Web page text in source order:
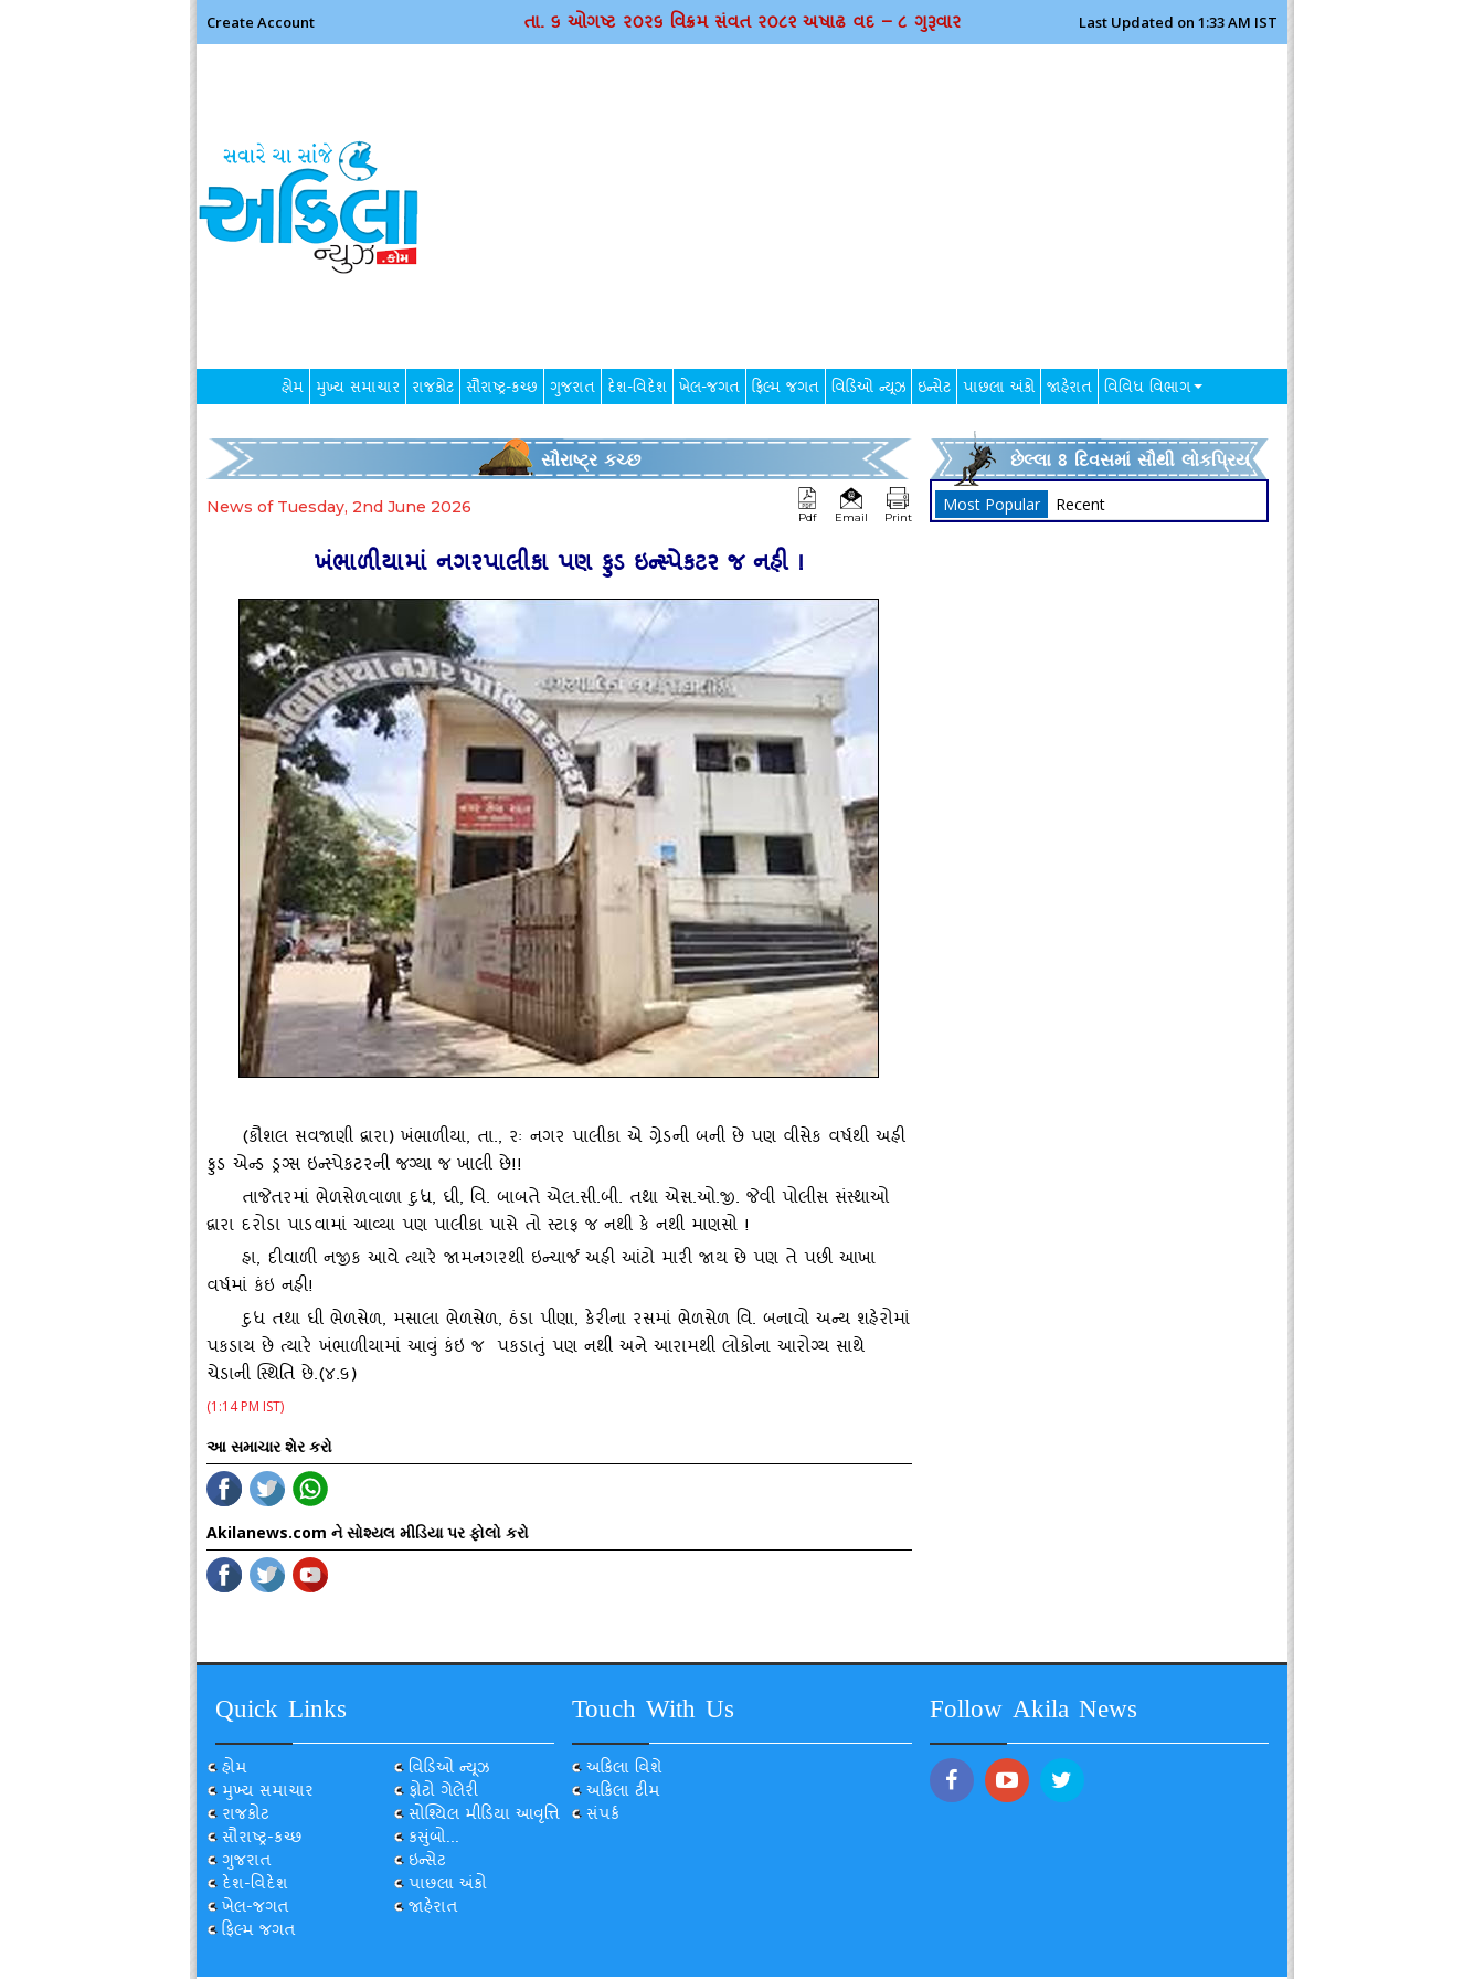
Create Account તા. ૬ ઓગષ્ટ ર૦ર૬ વિક્રમ સંવત ર૦૮૨ અષાઢ વદ – ૮ ગુરૂવાર Last Updated on 1:33 AM IST
હોમ મુખ્ય સમાચાર રાજકોટ સૌરાષ્ટ્ર-કચ્છ ગુજરાત દેશ-વિદેશ ખેલ-જગત ફિલ્મ જગત વિડિઓ ન્યૂઝ ઇન્સેટ પાછલા અંકો જાહેરાત વિવિધ વિભાગ
સૌરાષ્ટ્ર કચ્છ
News of Tuesday, 2nd June 2026
Pdf Email Print
ખંભાળીયામાં નગરપાલીકા પણ ફુડ ઇન્‍સ્‍પેકટર જ નહી !
(કૌશલ સવજાણી દ્વારા) ખંભાળીયા, તા., રઃ નગર પાલીકા એ ગ્રેડની બની છે પણ વીસેક વર્ષથી અહી
ફુડ એન્‍ડ ડ્રગ્‍સ ઇન્‍સ્‍પેકટરની જગ્‍યા જ ખાલી છે!!
તાજેતરમાં ભેળસેળવાળા દુધ, ઘી, વિ. બાબતે એલ.સી.બી. તથા એસ.ઓ.જી. જેવી પોલીસ સંસ્‍થાઓ
દ્વારા દરોડા પાડવામાં આવ્‍યા પણ પાલીકા પાસે તો સ્‍ટાફ જ નથી કે નથી માણસો !
હા, દીવાળી નજીક આવે ત્‍યારે જામનગરથી ઇન્‍ચાર્જ અહી આંટો મારી જાય છે પણ તે પછી આખા
વર્ષમાં કંઇ નહી!
દુધ તથા ઘી ભેળસેળ, મસાલા ભેળસેળ, ઠંડા પીણા, કેરીના રસમાં ભેળસેળ વિ. બનાવો અન્‍ય શહેરોમાં
પકડાય છે ત્‍યારે ખંભાળીયામાં આવું કંઇ જ પકડાતું પણ નથી અને આરામથી લોકોના આરોગ્‍ય સાથે
ચેડાની સ્‍થિતિ છે.(૪.૬)
(1:14 PM IST)
આ સમાચાર શેર કરો
Akilanews.com ને સોશ્યલ મીડિયા પર ફોલો કરો
છેલ્લા 8 દિવસમાં સૌથી લોકપ્રિય
Most Popular Recent
Quick Links
હોમ
મુખ્ય સમાચાર
રાજકોટ
સૌરાષ્ટ્ર-કચ્છ
ગુજરાત
દેશ-વિદેશ
ખેલ-જગત
ફિલ્મ જગત
વિડિઓ ન્યૂઝ
ફોટો ગેલેરી
સોશ્યિલ મીડિયા આવૃત્તિ
કસુંબો...
ઇન્સેટ
પાછલા અંકો
જાહેરાત
Touch With Us
અકિલા વિશે
અકિલા ટીમ
સંપર્ક
Follow Akila News